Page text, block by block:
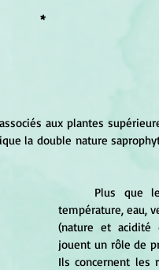
*
aux plantes
la double nature
température, eau,
(nature et acidité
jouent un rôle de
Ils concernent les